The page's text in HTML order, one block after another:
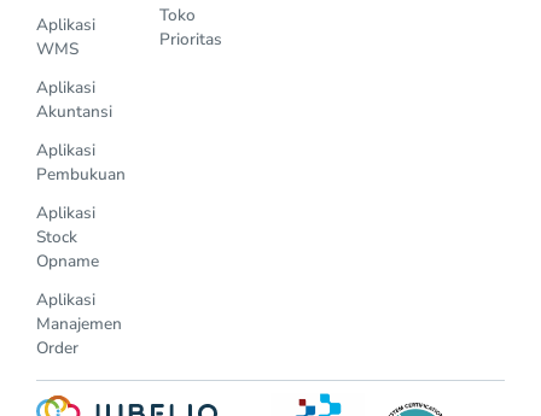
Aplikasi
WMS
Aplikasi
Akuntansi
Aplikasi
Pembukuan
Aplikasi
Stock
Opname
Aplikasi
Manajemen
Order
Toko
Prioritas